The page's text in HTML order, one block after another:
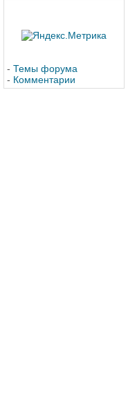
- Темы форума
- Комментарии